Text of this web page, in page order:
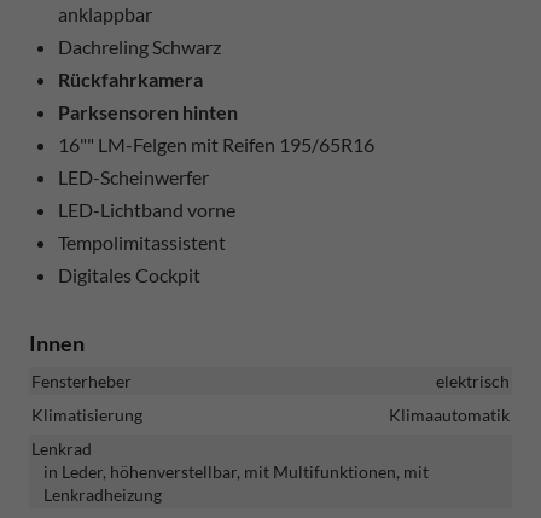
anklappbar
Dachreling Schwarz
Rückfahrkamera
Parksensoren hinten
16"" LM-Felgen mit Reifen 195/65R16
LED-Scheinwerfer
LED-Lichtband vorne
Tempolimitassistent
Digitales Cockpit
Innen
Fensterheber
elektrisch
Klimatisierung
Klimaautomatik
Lenkrad
in Leder, höhenverstellbar, mit Multifunktionen, mit
Lenkradheizung